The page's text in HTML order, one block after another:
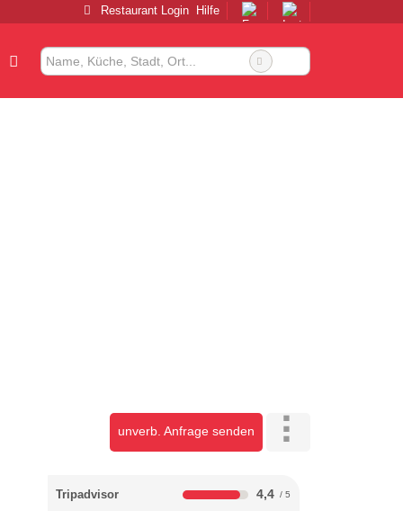
Restaurant Login Hilfe
unverb. Anfrage senden
Tripadvisor 4,4